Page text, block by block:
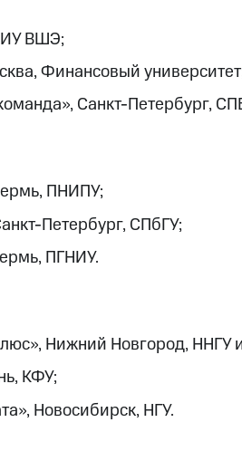
ВШЭ;
Финансовый
Санкт-Петербург,
ПНИПУ;
Петербург, СПбГУ;
ПГНИУ.
Нижний Новгород, ННГУ
КФУ;
Новосибирск, НГУ.